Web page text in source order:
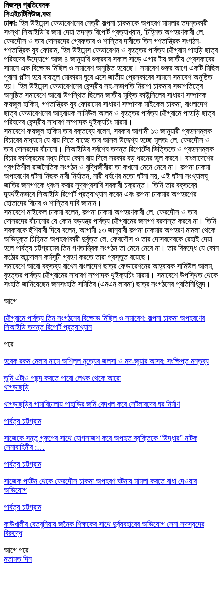
নিজস্ব প্রতিবেদক
সিএইচটিনিউজ.কম
ঢাকা: হিল উইমেন্স ফেডারেশনের নেত্রী কল্পনা চাকমাকে অপহরণ মামলার তদন্তকারী
সংস্থা সিআইডি‘র জমা দেয়া তদন্ত রিপোর্ট প্রত্যাখ্যান, চিহ্নিত অপহরণকারী লে.
ফেরদৌস ও তার দোসরদের গ্রেফতার ও শাস্তির দাবীতে তিন গণতান্ত্রিক সংগঠন-
গণতান্ত্রিক যুব ফোরাম, হিল উইমেন্স ফেডারেশন ও বৃহত্তর পার্বত্য চট্টগ্রাম পাহড়ি ছাত্র
পরিষদের উদ্যোগে আজ ৪ জানুয়ারি শুক্রবার সকাল সাড়ে এগার টায় জাতীয় প্রেসকাবের
সামনে এক বিক্ষোভ মিছিল ও সমাবেশ অনুষ্ঠিত হয়েছে। সমাবেশ শুরুর আগে একটি মিছিল
পুরানা পল্টন হয়ে বায়তুল মোকারম ঘুরে এসে জাতীয় প্রেসকাবের সামনে সমাবেশ অনুষ্ঠিত
হয় । হিল উইমেন্স ফেডারেশনের কেন্দ্রীয় সহ-সভাপতি নিরূপা চাকমার সভাপতিত্বে
অনুষ্ঠিত সমাবেশে আরো উপস্থিত ছিলেন জাতীয় মুক্তি কাউন্সিলের সাধারণ সম্পাদক
ফয়জুল হাকিম, গণতান্ত্রিক যুব ফোরামের সাধারণ সম্পাদক মাইকেল চাকমা, বাংলাদেশ
ছাত্র ফেডারেশনের আহ্বায়ক সামিউল আলম ও বৃহত্তর পার্বত্য চট্টগ্রামে পাহাড়ি ছাত্র
পরিষদের কেন্দ্রীয় সাধারণ সম্পাদক থুইক্যচিং মারমা ।
সমাবেশে ফয়জুল হাকিম তার বক্তব্যে বলেন, সরকার আগামী ১৩ জানুয়ারী প্রহসনমূলক
বিচারের মাধ্যমে যে রায় দিতে যাচ্ছে তার আসল উদ্দেশ্য হচ্ছে মূলতঃ লে. ফেরদৌস ও
তার দোসরদের বাঁচানো । সিআইডির সর্বশেষ তদন্ত রিপোর্টের ভিত্তিতে ও প্রহসনমূলক
বিচার কার্যক্রমের মধ্য দিয়ে কোন রায় দিলে সরকার বড় ধরনের ভুল করবে। বাংলাদেশের
প্রগতিশীল রাজনৈতিক সংগঠন ও বুদ্ধিজীবীরা তা কখনো মেনে নেবে না । কল্পনা চাকমা
অপহরণের ঘটনা নিছক নারী নির্যাতন, নারী ধর্ষণের মতো ঘটনা নয়, এই ঘটনা সংখ্যালঘু
জাতির জনগণকে ধ্বংস করার সুদূরপ্রসারি সরকারী চক্রান্ত। তিনি তার বক্তব্যে
দ্ব্যর্থহীনভাবে সিআইডি রিপোর্ট প্রত্যাখ্যান করেন এবং কল্পনা চাকমার অপহরণের
হোতাদের বিচার ও শাস্তির দাবি জানান।
সমাবেশে মাইকেল চাকমা বলেন, কল্পনা চাকমা অপহরণকারী লে. ফেরদৌস ও তার
দোসরদের বাঁচানোর যে কোন ষড়যন্ত্র পার্বত্য চট্টগ্রামের জনগণ বরদাস্ত করবে না । তিনি
সরকারকে হুঁশিয়ারী দিয়ে বলেন, আগামী ১৩ জানুয়ারী কল্পনা চাকমার অপহরণ মামলা থেকে
অভিযুক্ত চিহ্নিত অপহরণকারী দুর্বৃত্ত লে. ফেরদৌস ও তার দোসরদেরকে রেহাই দেয়া
হলে পার্বত্য চট্টগ্রামের তিন গণতান্ত্রিক সংগঠন তা মেনে নেবে না ।তার বিরুদ্ধে যে কোন
কঠোর আন্দোলন কর্মসূচী গ্রহণ করতে তারা প্রস্তুত রয়েছে।
সমাবেশে আরো বক্তব্য রাখেন বাংলাদেশ ছাত্র ফেডারেশনের আহ্বায়ক সামিউল আলম,
বৃহত্তর পার্বত্য চট্টগ্রামের সাধারণ সম্পাদক থুইক্যচিং মারমা । সমাবেশে উপস্থিত থেকে
সংহতি জানিয়েছেন জনসংহতি সমিতির (এমএন লারমা) ছাত্র সংগঠনের প্রতিনিধিবৃন্দ ।
আগে
চট্টগ্রামে পার্বত্য তিন সংগঠনের বিক্ষোভ মিছিল ও সমাবেশ: কল্পনা চাকমা অপহরণের
সিআইডি তদন্ত রিপোর্ট প্রত্যাখ্যান
পরে
হরেক রকম মেলার নামে অশ্লিল নৃত্যের জলসা ও মদ-জুয়ার আসর: সংক্ষিপ্ত মন্তব্য
তুমি এটাও পছন্দ করতে পারো লেখক থেকে আরো
খাগড়াছড়ি
খাগড়াছড়ির গামারিঢালায় পাহাড়ির জমি বেদখল করে সেটলারদের ঘর নির্মাণ
পার্বত্য চট্টগ্রাম
সাজেকে সন্তু গ্রুপের সাথে যোগসাজশ করে অপহৃত ব্যক্তিকে “উদ্ধার” নাটক
সেনাবাহিনীর :…
পার্বত্য চট্টগ্রাম
সাজেক পর্যটন থেকে ফেরদৌস চাকমা অপহরণ ঘটনায় মামলা করতে বাধা দেওয়ার
অভিযোগ
পার্বত্য চট্টগ্রাম
কাউখালীর বেতবুনিয়ায় জনৈক শিক্ষকের সাথে দুর্ব্যবহারের অভিযোগ সেনা সদস্যদের
বিরুদ্ধে
আগে পরে
মতামত দিন